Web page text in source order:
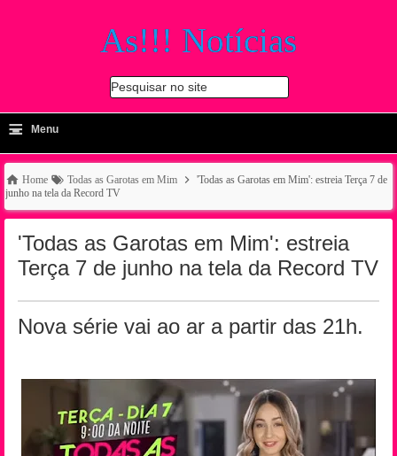
As!!! Notícias
Pesquisar no site
-
≡ Menu
Home Todas as Garotas em Mim
'Todas as Garotas em Mim': estreia Terça 7 de
junho na tela da Record TV
'Todas as Garotas em Mim': estreia
Terça 7 de junho na tela da Record TV
Nova série vai ao ar a partir das 21h.